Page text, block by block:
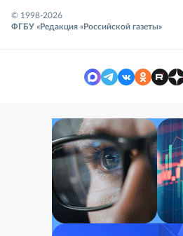
© 1998-2026
ФГБУ «Редакция «Российской газеты»